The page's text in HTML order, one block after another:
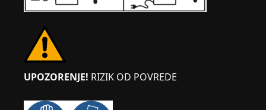
UPOZORENJE! RIZIK OD POVREDE